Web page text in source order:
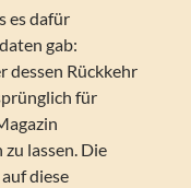
es dafür
gab:
dessen Rückkehr
für
lassen. Die
diese